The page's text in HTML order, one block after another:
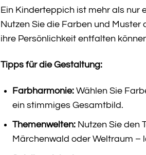
Ein Kinderteppich ist mehr als
Nutzen Sie die Farben und
ihre Persönlichkeit entfalten
Tipps für die Gestaltung:
Farbharmonie:Wählen Sie
ein stimmiges Gesamtbild.
Themenwelten:Nutzen Sie den
Märchenwald oder Weltraum –